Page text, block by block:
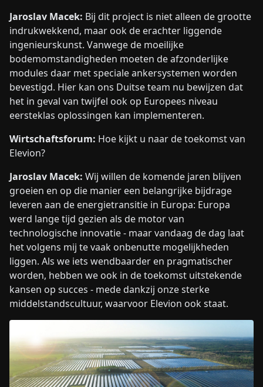
Jaroslav Macek: Bij dit project is niet alleen de grootte
indrukwekkend, maar ook de erachter liggende
ingenieurskunst. Vanwege de moeilijke
bodemomstandigheden moeten de afzonderlijke
modules daar met speciale ankersystemen worden
bevestigd. Hier kan ons Duitse team nu bewijzen dat
het in geval van twijfel ook op Europees niveau
eersteklas oplossingen kan implementeren.
Wirtschaftsforum: Hoe kijkt u naar de toekomst van
Elevion?
Jaroslav Macek: Wij willen de komende jaren blijven
groeien en op die manier een belangrijke bijdrage
leveren aan de energietransitie in Europa: Europa
werd lange tijd gezien als de motor van
technologische innovatie - maar vandaag de dag laat
het volgens mij te vaak onbenutte mogelijkheden
liggen. Als we iets wendbaarder en pragmatischer
worden, hebben we ook in de toekomst uitstekende
kansen op succes - mede dankzij onze sterke
middelstandscultuur, waarvoor Elevion ook staat.